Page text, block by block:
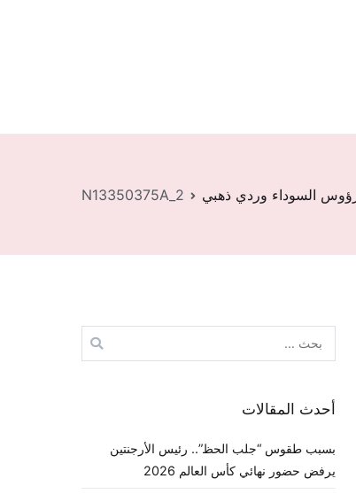
السوداء وردي ذهبي N13350375A_2
عن:
أحدث المقالات
بسبب طقوس “جلب الحظ”.. رئيس الأرجنتين
يرفض حضور نهائي كأس العالم 2026